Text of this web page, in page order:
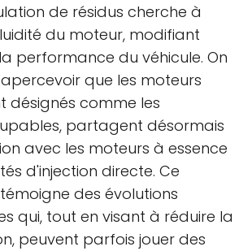
de résidus cherche à
du moteur, modifiant
performance du véhicule. On
que les moteurs
désignés comme les
partagent désormais
avec les moteurs à essence
d'injection directe. Ce
des évolutions
qui, tout en visant à réduire la
peuvent parfois jouer des